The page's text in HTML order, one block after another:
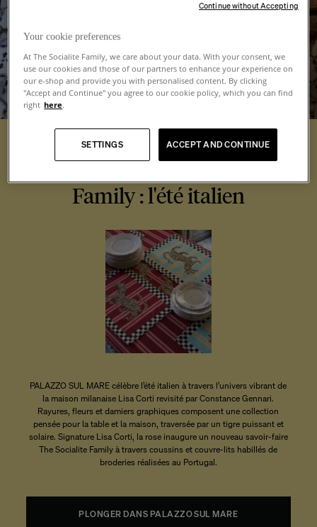
Lisa Corti x The Socialite
Family : l'été italien
PALAZZO SUL MARE célèbre l’été italien à travers l’univers vibrant de
la maison milanaise Lisa Corti revisité par Constance Gennari.
Rayures, fleurs et damiers graphiques composent une collection
pensée pour la table et la maison, traversée par un tigre puissant et
solaire. Signature Lisa Corti, la rose inaugure un nouveau savoir-faire
The Socialite Family à travers coussins et couvre-lits habillés de
broderies réalisées au Portugal.
PLONGER DANS PALAZZO SUL MARE
Your cookie preferences
At The Socialite Family, we care about your data. With your consent, we
use our cookies and those of our partners to enhance your experience on
our e-shop and provide you with personalised content. By clicking
"Accept and Continue" you agree to our cookie policy, which you can find
right here.
ACCEPT AND CONTINUE
SETTINGS
Continue without Accepting